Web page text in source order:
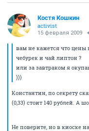
Костя Кошкин
activist
15 февраля 2009
вам не кажется что
чебурек и чай липтон ?
или за завтраком я
)))
Константин, по секрету
(0,33) стоит 140 рублей. А
Не поверите, но в киоске